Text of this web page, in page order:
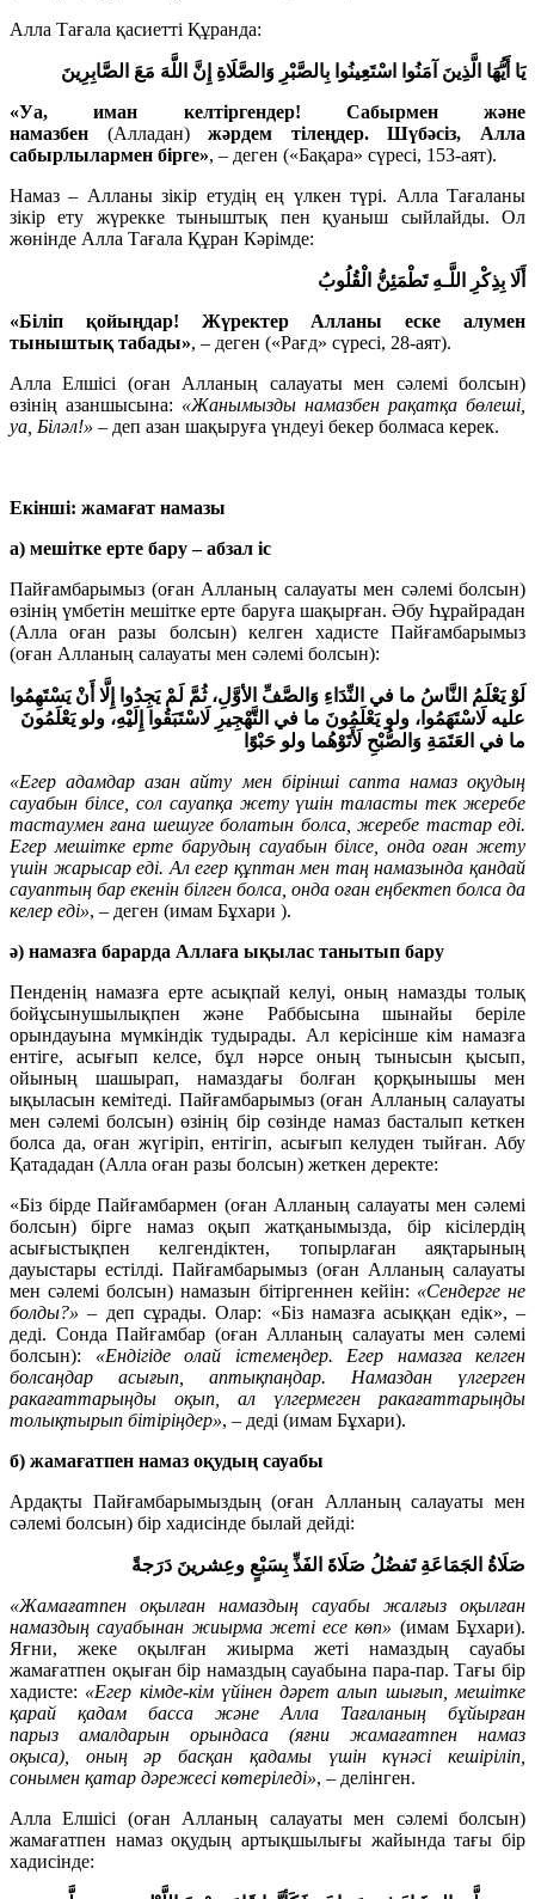
Алла Тағала қасиетті Құранда:
يَا أَيُّهَا الَّذِينَ آمَنُوا اسْتَعِينُوا بِالصَّبْرِ وَالصَّلَاةِ إِنَّ اللَّهَ مَعَ الصَّابِرِينَ
«Уа, иман келтіргендер! Сабырмен және
намазбен (Алладан)жәрдем тілеңдер. Шүбәсіз, Алла
сабырлылармен бipгe», – деген («Бақара» сүресі, 153-аят).
Намаз – Алланы зікір етудің ең үлкен түрі. Алла Тағаланы
зікір ету жүрекке тыныштық пен қуаныш сыйлайды. Ол
жөнінде Алла Тағала Құран Кәрімде:
أَلَا بِذِكْرِ اللَّـهِ تَطْمَئِنُّ الْقُلُوبُ
«Біліп қойыңдар! Жүректер Алланы еске алумен
тыныштық табады», – деген («Рағд» сүресі, 28-аят).
Алла Елшісі (оған Алланың салауаты мен сәлемі болсын)
өзінің азаншысына: «Жанымызды намазбен рақатқа бөлеші,
уа, Біләл!» – деп азан шақыруға үндеуі бекер болмаса керек.
Екінші: жамағат намазы
а) мешітке ерте бару – абзал іс
Пайғамбарымыз (оған Алланың салауаты мен сәлемі болсын)
өзінің үмбетін мешітке ерте баруға шақырған. Әбу Һұрайрадан
(Алла оған разы болсын) келген хадисте Пайғамбарымыз
(оған Алланың салауаты мен сәлемі болсын):
لَوْ يَعْلَمُ النَّاسُ ما في النِّدَاءِ وَالصَّفِّ الأوَّلِ، ثُمَّ لَمْ يَجِدُوا إِلَّا أَنْ يَسْتَهِمُوا
عليه لَاسْتَهَمُوا، ولو يَعْلَمُونَ ما في التَّهْجِيرِ لَاسْتَبَقُوا إِلَيْهِ، ولو يَعْلَمُونَ
ما في العَتَمَةِ وَالصُّبْحِ لَأَتَوْهُما ولو حَبْوًا
«Егер адамдар азан айту мен бірінші сапта намаз оқудың
сауабын білсе, сол сауапқа жету үшін таласты тек жеребе
тастаумен ғана шешуге болатын болса, жеребе тастар еді.
Егер мешітке ерте барудың сауабын білсе, онда оған жету
үшін жарысар еді. Ал егер құптан мен таң намазында қандай
сауаптың бар екенін білген болса, онда оған еңбектеп болса да
келер еді», – деген (имам Бұхари ).
ә) намазға барарда Аллаға ықылас танытып бару
Пенденің намазға ерте асықпай келуі, оның намазды толық
бойұсынушылықпен және Раббысына шынайы беріле
орындауына мүмкіндік тудырады. Ал керісінше кім намазға
ентіге, асығып келсе, бұл нәрсе оның тынысын қысып,
ойының шашырап, намаздағы болған қорқынышы мен
ықыласын кемітеді. Пайғамбарымыз (оған Алланың салауаты
мен сәлемі болсын) өзінің бір сөзінде намаз басталып кеткен
болса да, оған жүгіріп, ентігіп, асығып келуден тыйған. Абу
Қатададан (Алла оған разы болсын) жеткен деректе:
«Біз бірде Пайғамбармен (оған Алланың салауаты мен сәлемі
болсын) бірге намаз оқып жатқанымызда, бір кісілердің
асығыстықпен келгендіктен, топырлаған аяқтарының
дауыстары естілді. Пайғамбарымыз (оған Алланың салауаты
мен сәлемі болсын) намазын бітіргеннен кейін: «Сендерге не
болды?» – деп сұрады. Олар: «Біз намазға асыққан едік», –
деді. Сонда Пайғамбар (оған Алланың салауаты мен сәлемі
болсын): «Ендігіде олай істемеңдер. Егер намазға келген
болсаңдар асығып, аптықпаңдар. Намаздан үлгерген
ракағаттарыңды оқып, ал үлгермеген ракағаттарыңды
толықтырып бітіріңдер», – деді (имам Бұхари).
б) жамағатпен намаз оқудың сауабы
Ардақты Пайғамбарымыздың (оған Алланың салауаты мен
сәлемі болсын) бір хадисінде былай дейді:
صَلَاةُ الجَمَاعَةِ تَفضُلُ صَلَاةَ الفَذِّ بِسَبْعٍ وعِشرينَ دَرَجةً
«Жамағатпен оқылған намаздың сауабы жалғыз оқылған
намаздың сауабынан жиырма жеті есе көп» (имам Бұхари).
Яғни, жеке оқылған жиырма жеті намаздың сауабы
жамағатпен оқыған бір намаздың сауабына пара-пар. Тағы бір
хадисте: «Егер кімде-кім үйінен дәрет алып шығып, мешітке
қарай қадам басса және Алла Тағаланың бұйырған
парыз амалдарын орындаса
(яғни жамағатпен намаз
оқыса),
оның әр басқан қадамы үшін күнәсі кешіріліп,
сонымен қатар дәрежесі көтеріледі», – делінген.
Алла Елшісі (оған Алланың салауаты мен сәлемі болсын)
жамағатпен намаз оқудың артықшылығы жайында тағы бір
хадисінде: